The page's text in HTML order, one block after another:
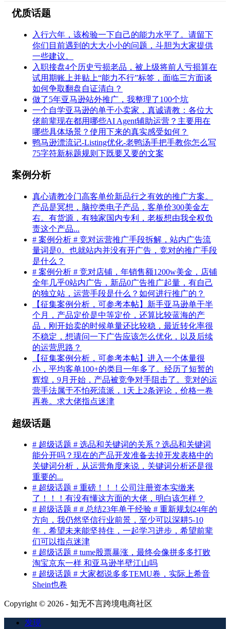
优质话题
入行六年，该检验一下自己的能力水平了。请留下
你们目前遇到的大大小小的问题，斗胆为大家提供
一些建议。
入职接盘4个历史亏损老品，被上级将前人亏损算在
试用期账上并贴上“能力不行”标签，面临三方面谈
如何争取翻盘自证清白？
做了5年亚马逊站外推广，我整理了100个坑
一个自学亚马逊的单干小卖家，真诚请教：各位大
佬前辈现在都用哪些AI Agent辅助运营？主要用在
哪些具体场景？使用下来的真实感受如何？
鸭马逊漂流记-Listing优化-老鸭汤手把手教你怎么写
75字符新标题规则下既要又要的文案
案例分析
真心请教冷门高客单价新品行之有效的推广方案。
产品是冥想，脑控类电子产品，客单价300美金左
右。有货源，有独家国内专利，老板想由我全权负
责这个产品...
# 案例分析 # 竞对运营推广手段拆解，站内广告流
量词是0。也就站内并没有开广告，竞对的推广手段
是什么？
# 案例分析 # 竞对店铺，年销售额1200w美金，店铺
全年几乎0站内广告，新品0广告推广起量，有自己
的独立站，运营手段是什么？如何进行推广的？
【征集案例分析，可参考本帖】新手亚马逊单干半
个月，产品定价是中等定价，还算比较蓝海的产
品，刚开始卖的时候单量还比较稳，最近转化率很
不稳定，想请问一下广告应该怎么优化，以及后续
的运营思路？
【征集案例分析，可参考本帖】进入一个体量很
小，平均客单100+的类目一年多了。经历了短暂的
辉煌，9月开始，产品被竞争对手阻击了。竞对的运
营手法属于不怕死流派，1天上2条评论，价格一卷
再卷。求大佬指点迷津
超级话题
# 超级话题 # 选品和关键词的关系？选品和关键词
能分开吗？现在的产品开发准备去掉开发表格中的
关键词分析，从运营角度来说，关键词分析还是很
重要的...
# 超级话题 # 重磅！！！公司注册资本实缴来
了！！！有没有懂这方面的大佬，明白该怎样？
# 超级话题 # # 总结23年单干经验 # 重新规划24年的
方向，我仍然坚信行业前景，至少可以深耕5-10
年，希望未来能坚持住，一起学习进步，希望前辈
们可以指点迷津
# 超级话题 # tume股票暴涨，最终会像拼多多打败
淘宝京东一样 和亚马逊半壁江山吗
# 超级话题 # 大家都说多多TEMU卷，实际上希音
Shein也卷
Copyright © 2026 - 知无不言跨境电商社区
发现